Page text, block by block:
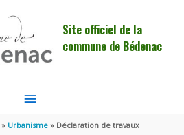
Site officiel de la
commune de Bédenac
MENU
PRINCIPAL
Urbanisme Déclaration de travaux